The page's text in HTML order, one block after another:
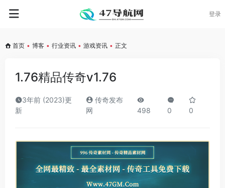
登录
首页 • 博客 • 行业资讯 • 游戏资讯 • 正文
1.76精品传奇v1.76
3年前 (2023)更
新
传奇发布
网
498 0 0